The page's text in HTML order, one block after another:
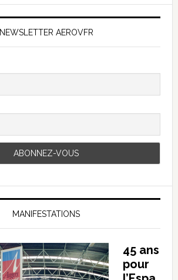
NEWSLETTER AEROVFR
MANIFESTATIONS
45 ans
pour